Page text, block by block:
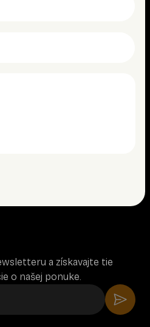
a získavajte tie
o našej ponuke.